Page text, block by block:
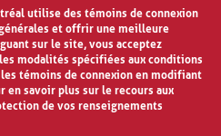
utilise des témoins de connexion
et offrir une meilleure
sur le site, vous acceptez
modalités spécifiées aux conditions
témoins de connexion en modifiant
en savoir plus sur le recours aux
de vos renseignements